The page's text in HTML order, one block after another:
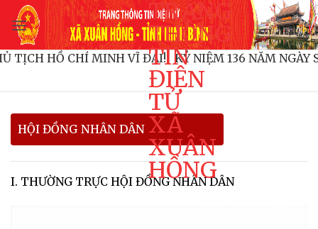
qua
dung
TRANG
THÔNG
TIN
ĐIỆN
TỬ
XÃ
XUÂN
HỒNG
CHỦ TỊCH HỒ CHÍ MINH VĨ ĐẠI! KỶ NIỆM 136 NĂM
HỘI ĐỒNG NHÂN DÂN
I. THƯỜNG TRỰC HỘI ĐỒNG NHÂN DÂN